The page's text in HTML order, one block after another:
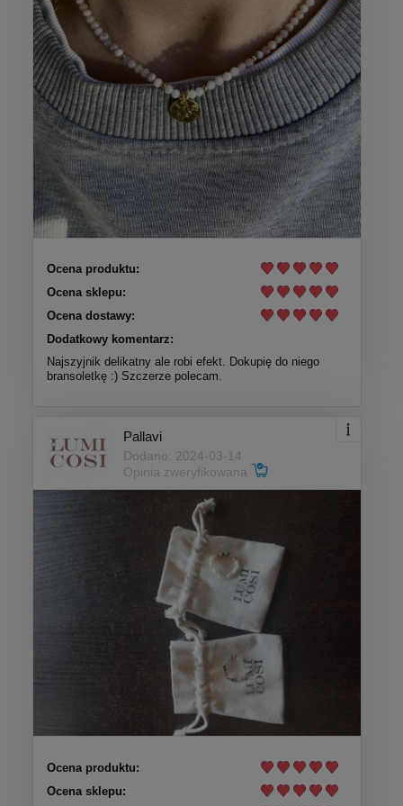
Ocena produktu:
Ocena sklepu:
Ocena dostawy:
Dodatkowy komentarz:
Najszyjnik delikatny ale robi efekt. Dokupię do niego
bransoletkę :) Szczerze polecam.
Pallavi
Dodano: 2024-03-14
Opinia zweryfikowana
Ocena produktu:
Ocena sklepu: